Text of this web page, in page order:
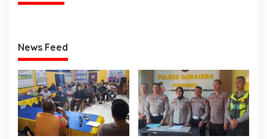
News Feed